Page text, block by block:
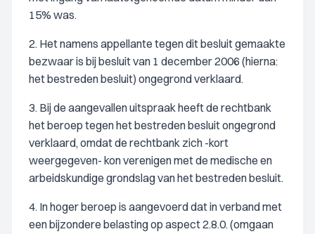
15% was.
2. Het namens appellante tegen dit besluit gemaakte
bezwaar is bij besluit van 1 december 2006 (hierna:
het bestreden besluit) ongegrond verklaard.
3. Bij de aangevallen uitspraak heeft de rechtbank
het beroep tegen het bestreden besluit ongegrond
verklaard, omdat de rechtbank zich -kort
weergegeven- kon verenigen met de medische en
arbeidskundige grondslag van het bestreden besluit.
4. In hoger beroep is aangevoerd dat in verband met
een bijzondere belasting op aspect 2.8.0. (omgaan